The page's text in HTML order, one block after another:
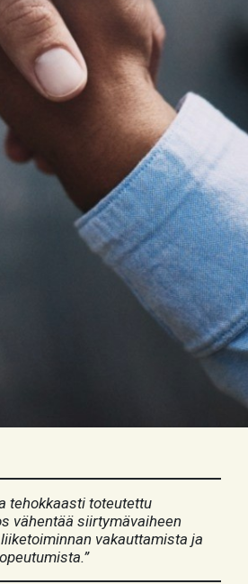
tehokkaasti toteutettu
vähentää siirtymävaiheen
vakauttamista ja